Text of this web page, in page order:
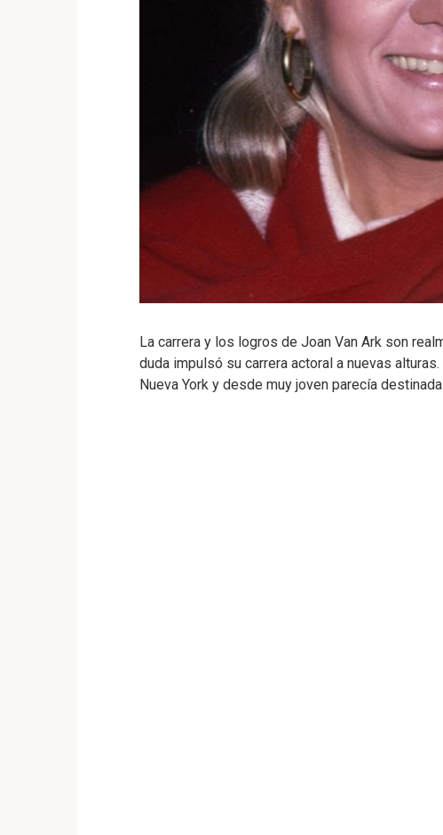
La carrera y los logros de Joan Van Ark son
duda impulsó su carrera actoral a nuevas alturas.
Nueva York y desde muy joven parecía